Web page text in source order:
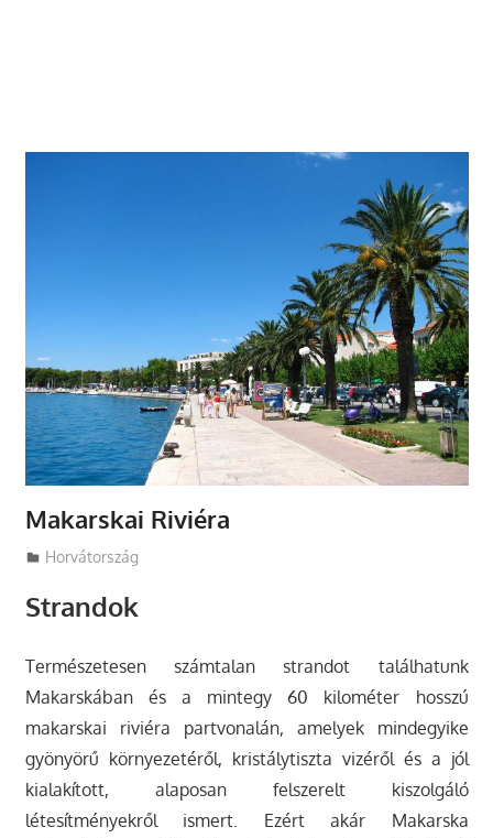
Makarskai Riviéra
Utazasok.org
Horvátország
Strandok
Természetesen számtalan strandot találhatunk
Makarskában és a mintegy 60 kilométer hosszú
makarskai riviéra partvonalán, amelyek mindegyike
gyönyörű környezetéről, kristálytiszta vizéről és a jól
kialakított, alaposan felszerelt kiszolgáló
létesítményekről ismert. Ezért akár Makarska